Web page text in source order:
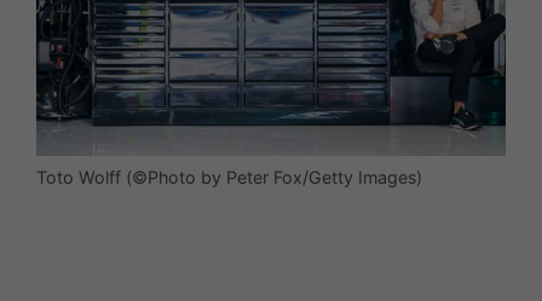
Toto Wolff (©Photo by Peter Fox/Getty Images)